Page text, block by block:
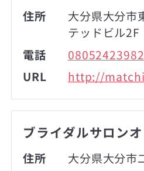
住所
大分県大分市
テッドビル2F
電話
08052423982
URL
http://
ブライダルサロン
住所
大分県大分市